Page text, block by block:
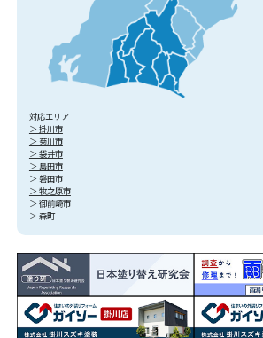
対応エリア
＞ 掛川市
＞ 菊川市
＞ 袋井市
＞ 島田市
＞ 磐田市
＞ 牧之原市
＞ 御前崎市
＞ 森町